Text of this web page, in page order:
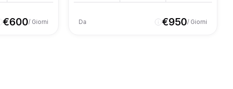
€600/ Giorni Da €950/ Giorni